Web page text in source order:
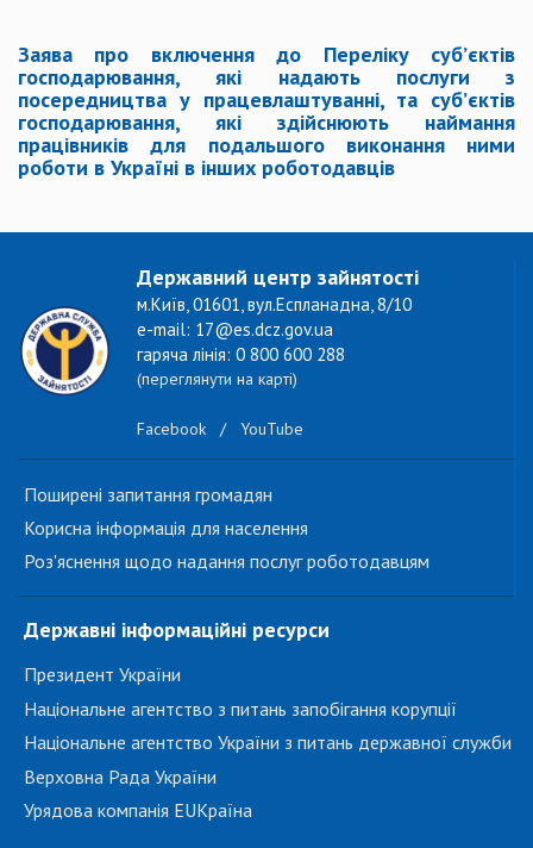
Заява про включення до Переліку суб’єктів
господарювання, які надають послуги з
посередництва у працевлаштуванні, та суб’єктів
господарювання, які здійснюють наймання
працівників для подальшого виконання ними
роботи в Україні в інших роботодавців
Державний центр зайнятості
м.Київ, 01601, вул.Еспланадна, 8/10
e-mail: 17@es.dcz.gov.ua
гаряча лінія: 0 800 600 288
(переглянути на карті)
Facebook / YouTube
Поширені запитання громадян
Корисна інформація для населення
Роз'яснення щодо надання послуг роботодавцям
Державні інформаційні ресурси
Президент України
Національне агентство з питань запобігання корупції
Національне агентство України з питань державної служби
Верховна Рада України
Урядова компанія EUКраїна